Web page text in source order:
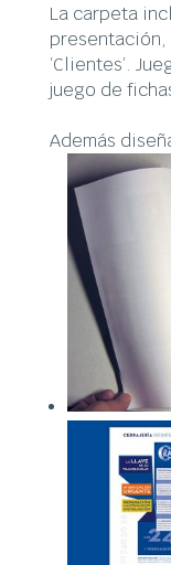
La carpeta
presentación,
‘Clientes’.
juego de
Además